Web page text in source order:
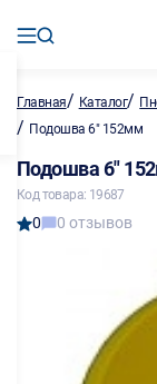
Главная/ Каталог/
/ Подошва 6" 152мм
Подошва 6"
Код товара: 19687
0 0 отзывов